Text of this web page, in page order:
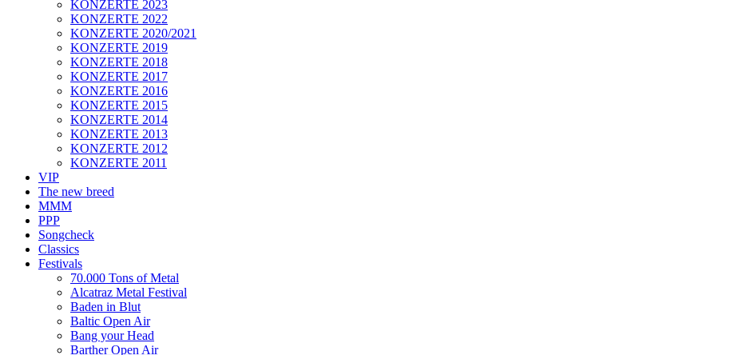
KONZERTE 2023
KONZERTE 2022
KONZERTE 2020/2021
KONZERTE 2019
KONZERTE 2018
KONZERTE 2017
KONZERTE 2016
KONZERTE 2015
KONZERTE 2014
KONZERTE 2013
KONZERTE 2012
KONZERTE 2011
VIP
The new breed
MMM
PPP
Songcheck
Classics
Festivals
70.000 Tons of Metal
Alcatraz Metal Festival
Baden in Blut
Baltic Open Air
Bang your Head
Barther Open Air